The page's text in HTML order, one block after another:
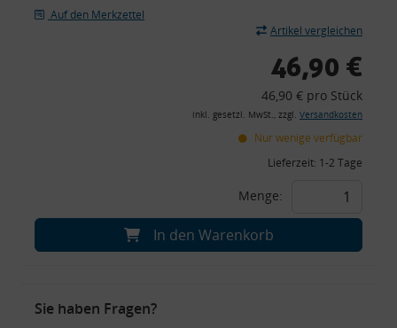
Auf den Merkzettel
Artikel vergleichen
46,90 €
46,90 € pro Stück
inkl. gesetzl. MwSt., zzgl. Versandkosten
Nur wenige verfügbar
Lieferzeit: 1-2 Tage
Menge:
In den Warenkorb
Sie haben Fragen?